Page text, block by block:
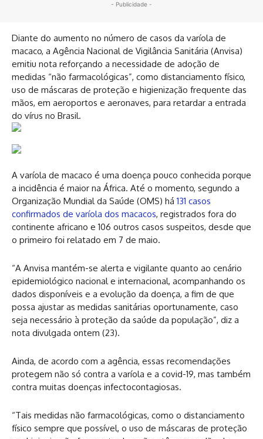
- Publicidade -
Diante do aumento no número de casos da varíola de
macaco, a Agência Nacional de Vigilância Sanitária (Anvisa)
emitiu nota reforçando a necessidade de adoção de
medidas “não farmacológicas”, como distanciamento físico,
uso de máscaras de proteção e higienização frequente das
mãos, em aeroportos e aeronaves, para retardar a entrada
do vírus no Brasil.
A varíola de macaco é uma doença pouco conhecida porque
a incidência é maior na África. Até o momento, segundo a
Organização Mundial da Saúde (OMS) há 131 casos
confirmados de varíola dos macacos, registrados fora do
continente africano e 106 outros casos suspeitos, desde que
o primeiro foi relatado em 7 de maio.
“A Anvisa mantém-se alerta e vigilante quanto ao cenário
epidemiológico nacional e internacional, acompanhando os
dados disponíveis e a evolução da doença, a fim de que
possa ajustar as medidas sanitárias oportunamente, caso
seja necessário à proteção da saúde da população”, diz a
nota divulgada ontem (23).
Ainda, de acordo com a agência, essas recomendações
protegem não só contra a varíola e a covid-19, mas também
contra muitas doenças infectocontagiosas.
“Tais medidas não farmacológicas, como o distanciamento
físico sempre que possível, o uso de máscaras de proteção